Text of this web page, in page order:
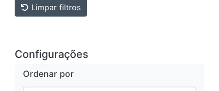
Limpar filtros
Configurações
Ordenar por